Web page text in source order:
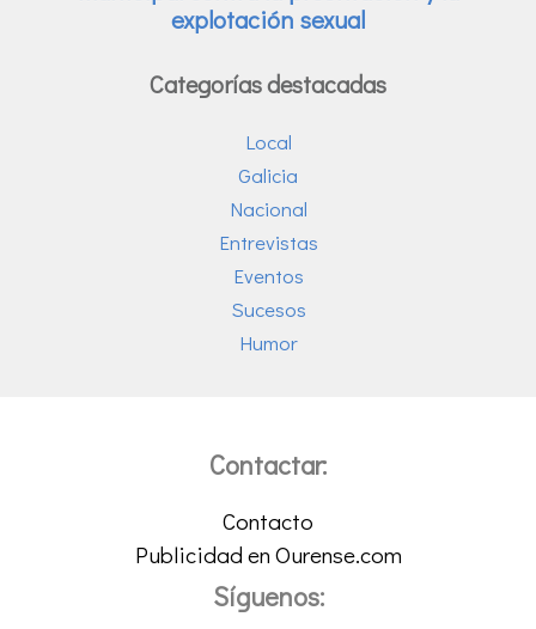
Categorías destacadas
Local
Galicia
Nacional
Entrevistas
Eventos
Sucesos
Humor
Contactar:
Contacto
Publicidad en Ourense.com
Síguenos: